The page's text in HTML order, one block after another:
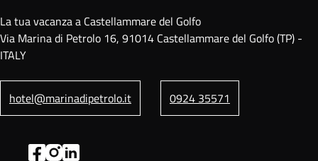
La tua vacanza a Castellammare del Golfo
Via Marina di Petrolo 16, 91014 Castellammare del Golfo (TP) -
ITALY
hotel@marinadipetrolo.it 0924 35571